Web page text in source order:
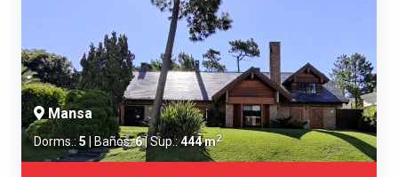
Mansa
Dorms.: 5 | Baños:6| Sup.:444 m2